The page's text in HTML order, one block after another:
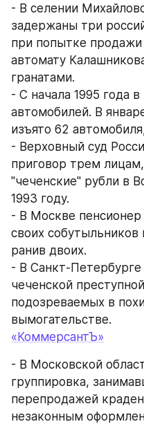
- В селении
задержаны три
при попытке
автомату
гранатами.
- С начала 1995 года
автомобилей. В
изъято 62
- Верховный суд
приговор трем
"чеченские" рубли в
1993 году.
- В Москве пенсионер
своих
ранив двоих.
- В Санкт-
чеченской
подозреваемых в
вымогательстве.
«КоммерсантЪ»
- В Московской
группировка,
перепродажей
незаконным